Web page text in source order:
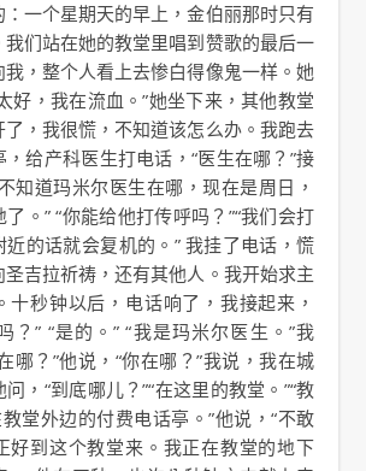
一个星期天的早上，金伯丽那时只有
们站在她的教堂里唱到赞歌的最后一
，整个人看上去惨白得像鬼一样。她
好，我在流血。”她坐下来，其他教堂
，我很慌，不知道该怎么办。我跑去
给产科医生打电话，“医生在哪？”接
知道玛米尔医生在哪，现在是周日，
。” “你能给他打传呼吗？”“我们会打
近的话就会复机的。” 我挂了电话，慌
吉拉祈祷，还有其他人。我开始求主
十秒钟以后，电话响了，我接起来，
？” “是的。” “我是玛米尔医生。”我
哪？”他说，“你在哪？”我说，我在城
，“到底哪儿？”“在这里的教堂。”“教
教堂外边的付费电话亭。”他说，“不敢
好到这个教堂来。我正在教堂的地下